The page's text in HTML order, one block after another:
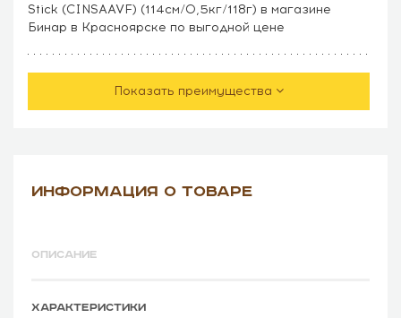
Stick (CINSAAVF) (114см/0,5кг/118г) в магазине
Бинар в Красноярске по выгодной цене
Показать преимущества
ИНФОРМАЦИЯ О ТОВАРЕ
ОПИСАНИЕ
ХАРАКТЕРИСТИКИ